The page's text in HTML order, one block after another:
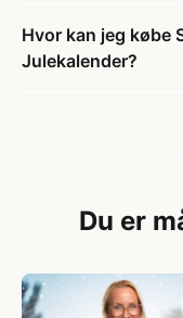
Hvor kan jeg købe
Julekalender?
Du er